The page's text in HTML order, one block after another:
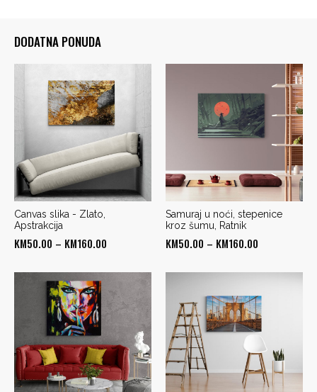
DODATNA PONUDA
Canvas slika - Zlato,
Apstrakcija
KM50.00 – KM160.00
through
KM160.00
Samuraj u noći, stepenice
kroz šumu, Ratnik
KM50.00 – KM160.00
KM50.00
through
KM160.00